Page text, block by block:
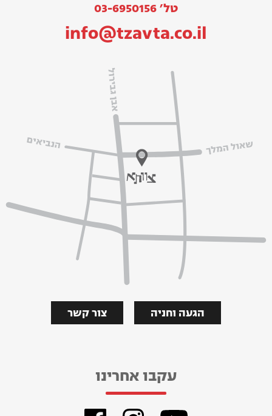
טל׳ 03-6950156
info@tzavta.co.il
צור קשר הגעה וחניה
עקבו אחרינו